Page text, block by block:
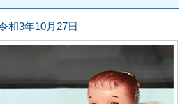
和3年10月27日